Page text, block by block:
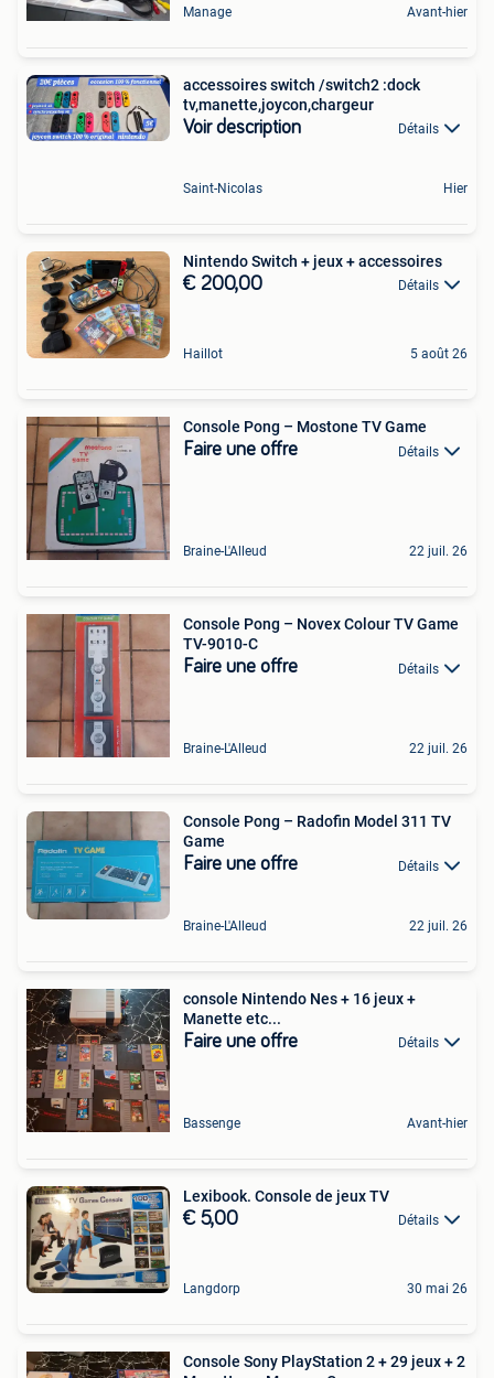
Manage Avant-hier
accessoires switch /switch2 :dock
tv,manette,joycon,chargeur
Voir description Détails
Saint-Nicolas Hier
Nintendo Switch + jeux + accessoires
€ 200,00 Détails
Haillot 5 août 26
Console Pong – Mostone TV Game
Faire une offre Détails
Braine-L'Alleud 22 juil. 26
Console Pong – Novex Colour TV Game
TV-9010-C
Faire une offre Détails
Braine-L'Alleud 22 juil. 26
Console Pong – Radofin Model 311 TV
Game
Faire une offre Détails
Braine-L'Alleud 22 juil. 26
console Nintendo Nes + 16 jeux +
Manette etc...
Faire une offre Détails
Bassenge Avant-hier
Lexibook. Console de jeux TV
€ 5,00 Détails
Langdorp 30 mai 26
Console Sony PlayStation 2 + 29 jeux + 2